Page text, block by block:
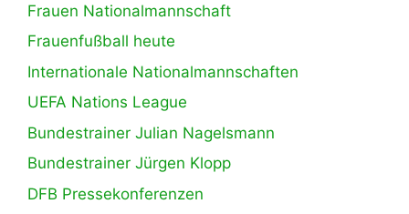
Frauen Nationalmannschaft
Frauenfußball heute
Internationale Nationalmannschaften
UEFA Nations League
Bundestrainer Julian Nagelsmann
Bundestrainer Jürgen Klopp
DFB Pressekonferenzen